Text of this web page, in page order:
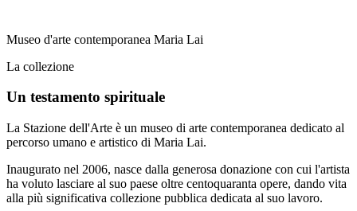
Museo d'arte contemporanea Maria Lai
La collezione
Un testamento spirituale
La Stazione dell'Arte è un museo di arte contemporanea dedicato al
percorso umano e artistico di Maria Lai.
Inaugurato nel 2006, nasce dalla generosa donazione con cui l'artista
ha voluto lasciare al suo paese oltre centoquaranta opere, dando vita
alla più significativa collezione pubblica dedicata al suo lavoro.